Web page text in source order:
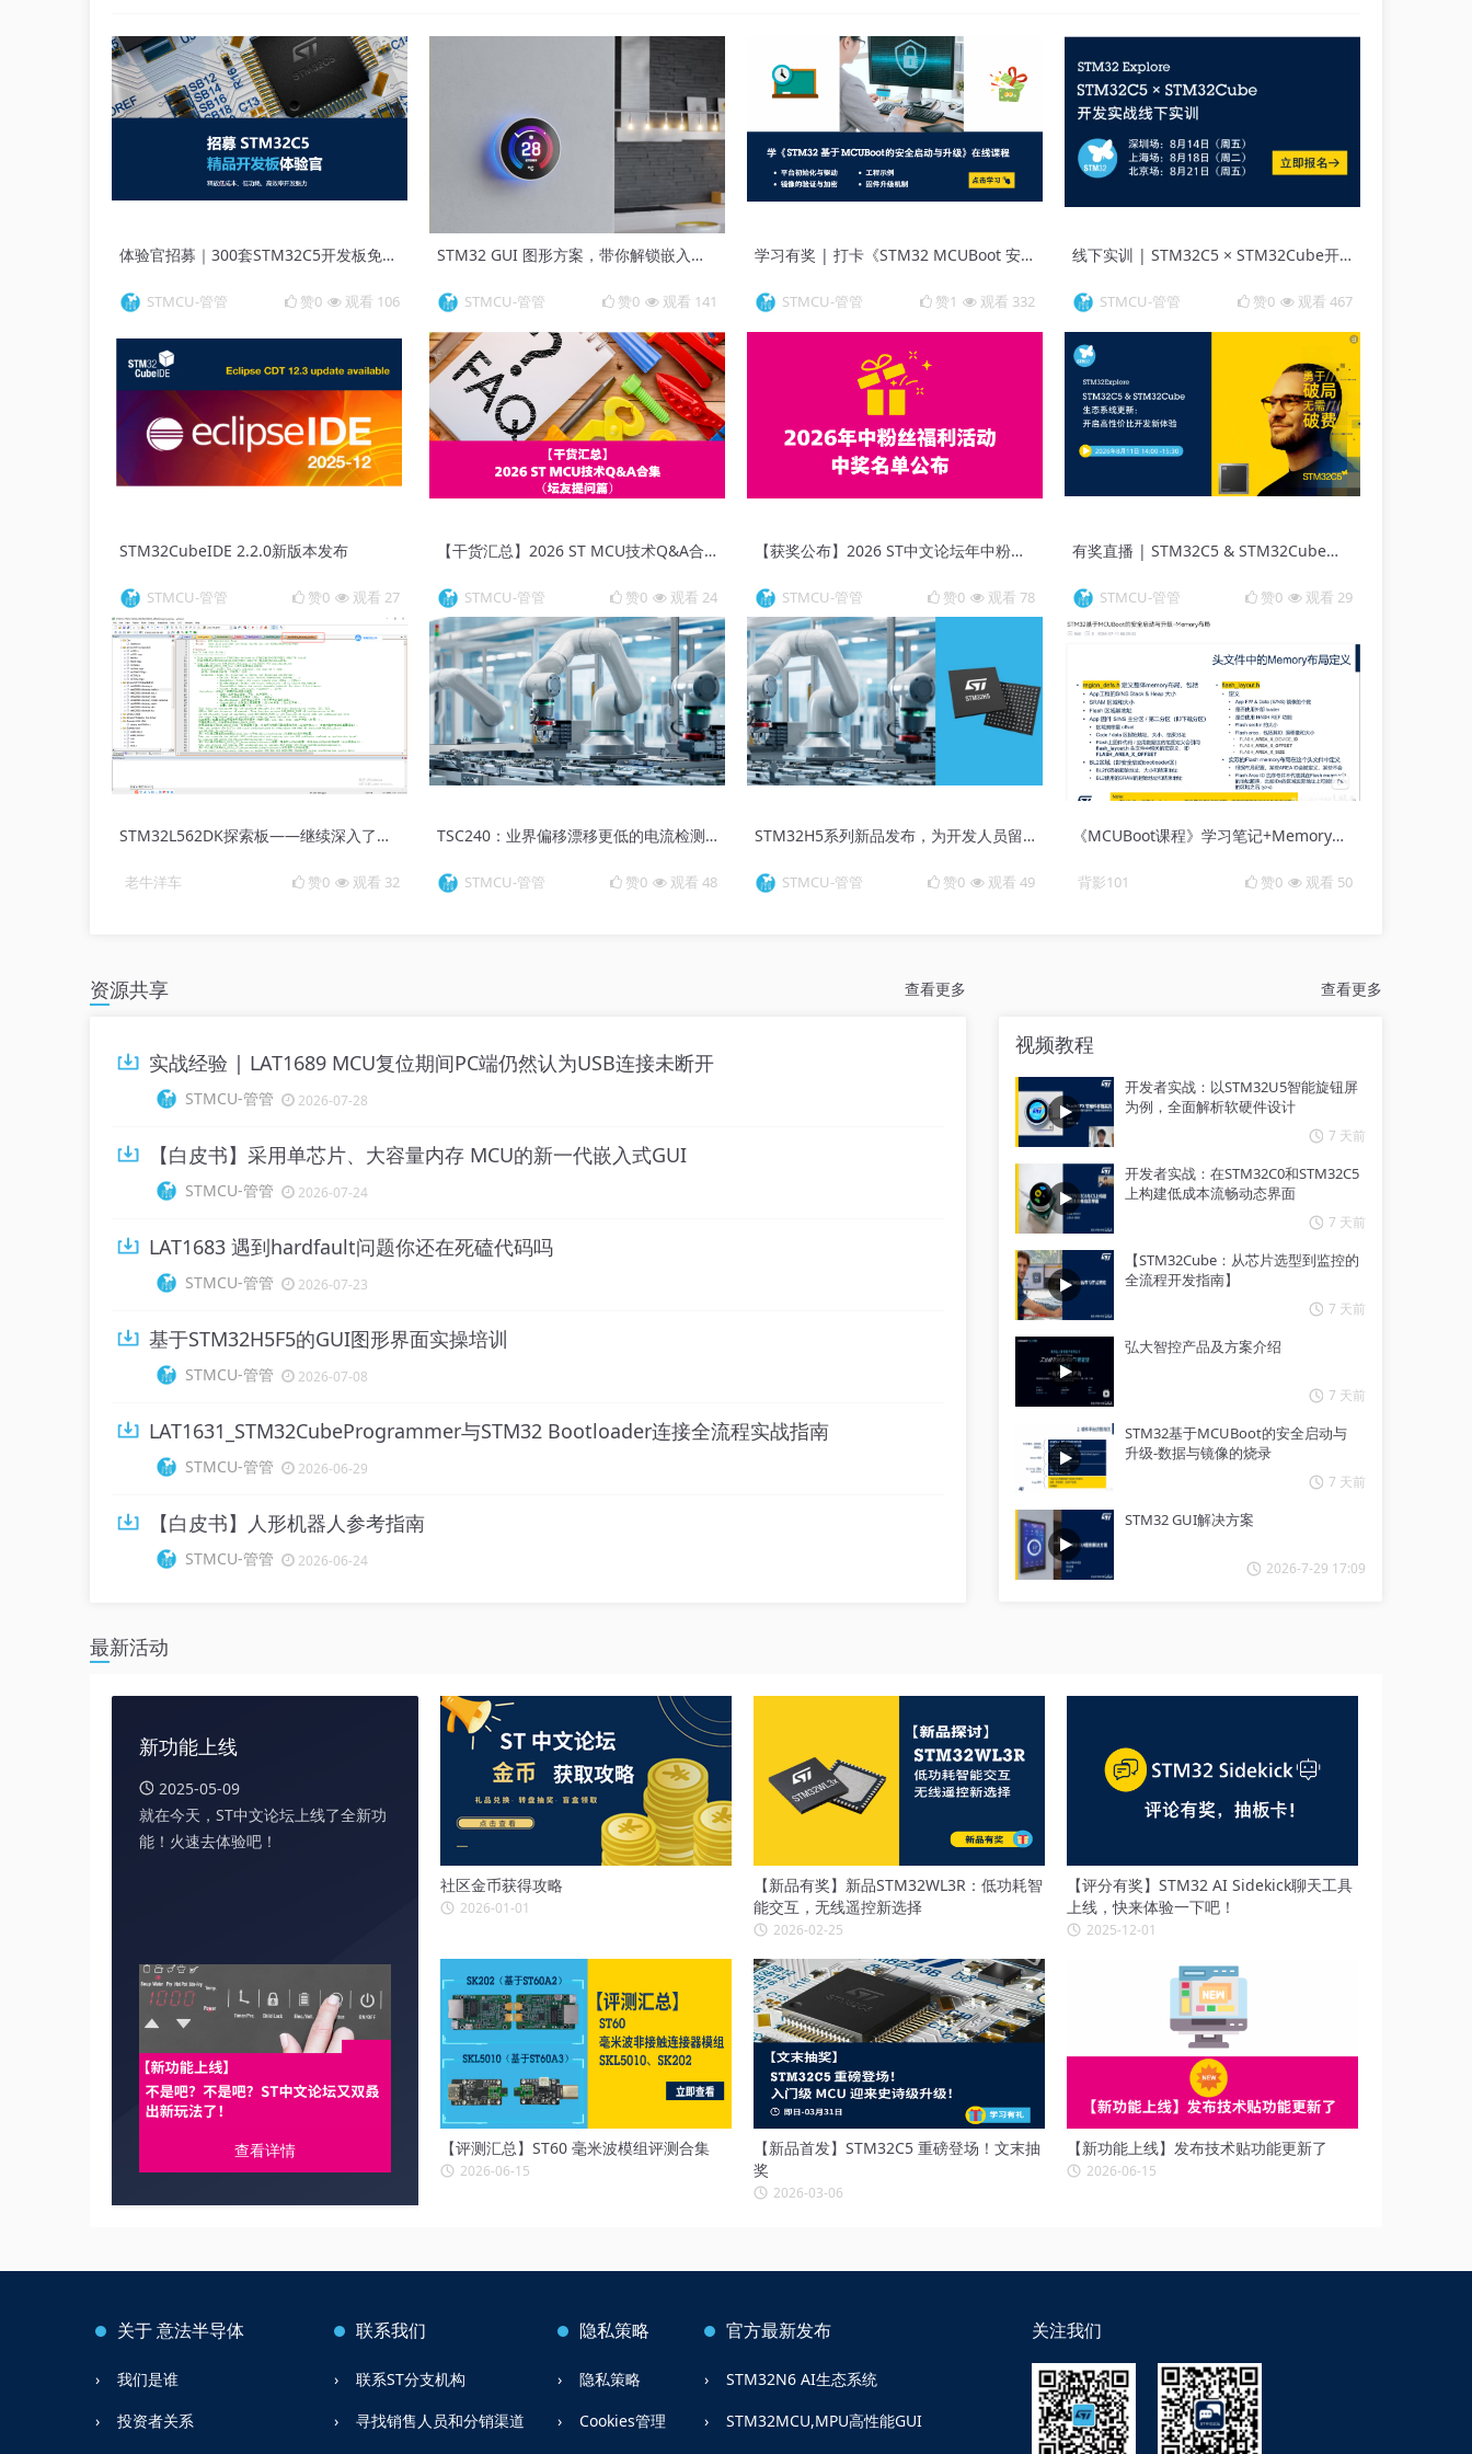
体验官招募｜300套STM32C5开发板免费试用，千元现金奖励等你来拿！
STMCU-管管 赞0 观看 106
STM32 GUI 图形方案，带你解锁嵌入式界面开发新思路
STMCU-管管 赞0 观看 141
学习有奖 | 打卡《STM32 MCUBoot 安全启动与固件升级》课程，筑牢固件安全能力
STMCU-管管 赞1 观看 332
线下实训 | STM32C5 × STM32Cube开发实战
STMCU-管管 赞0 观看 467
STM32CubeIDE 2.2.0新版本发布
STMCU-管管 赞0 观看 27
【干货汇总】2026 ST MCU技术Q&A合集（坛友提问篇）
STMCU-管管 赞0 观看 24
【获奖公布】2026 ST中文论坛年中粉丝福利中奖名单&奖品发放公示
STMCU-管管 赞0 观看 78
有奖直播 | STM32C5 & STM32Cube生态系统更新：开启高性价比开发新体验
STMCU-管管 赞0 观看 29
STM32L562DK探索板——继续深入了解Audio Play的工作流程
老牛洋车 赞0 观看 32
TSC240：业界偏移漂移更低的电流检测放大器
STMCU-管管 赞0 观看 48
STM32H5系列新品发布，为开发人员留出更多拓展空间
STMCU-管管 赞0 观看 49
《MCUBoot课程》学习笔记+Memory布局
背影101 赞0 观看 50
资源共享 查看更多 查看更多
实战经验 | LAT1689 MCU复位期间PC端仍然认为USB连接未断开
STMCU-管管 2026-07-28
【白皮书】采用单芯片、大容量内存 MCU的新一代嵌入式GUI
STMCU-管管 2026-07-24
LAT1683 遇到hardfault问题你还在死磕代码吗
STMCU-管管 2026-07-23
基于STM32H5F5的GUI图形界面实操培训
STMCU-管管 2026-07-08
LAT1631_STM32CubeProgrammer与STM32 Bootloader连接全流程实战指南
STMCU-管管 2026-06-29
【白皮书】人形机器人参考指南
STMCU-管管 2026-06-24
视频教程
开发者实战：以STM32U5智能旋钮屏
为例，全面解析软硬件设计
7 天前
开发者实战：在STM32C0和STM32C5
上构建低成本流畅动态界面
7 天前
【STM32Cube：从芯片选型到监控的
全流程开发指南】
7 天前
弘大智控产品及方案介绍
7 天前
STM32基于MCUBoot的安全启动与
升级-数据与镜像的烧录
7 天前
STM32 GUI解决方案
2026-7-29 17:09
最新活动
新功能上线
2025-05-09
就在今天，ST中文论坛上线了全新功
能！火速去体验吧！
查看详情
社区金币获得攻略
2026-01-01
【新品有奖】新品STM32WL3R：低功耗智
能交互，无线遥控新选择
2026-02-25
【评分有奖】STM32 AI Sidekick聊天工具
上线，快来体验一下吧！
2025-12-01
【评测汇总】ST60 毫米波模组评测合集
2026-06-15
【新品首发】STM32C5 重磅登场！文末抽
奖
2026-03-06
【新功能上线】发布技术贴功能更新了
2026-06-15
关于意法半导体
我们是谁
投资者关系
联系我们
联系ST分支机构
寻找销售人员和分销渠道
隐私策略
隐私策略
Cookies管理
官方最新发布
STM32N6 AI生态系统
STM32MCU,MPU高性能GUI
关注我们